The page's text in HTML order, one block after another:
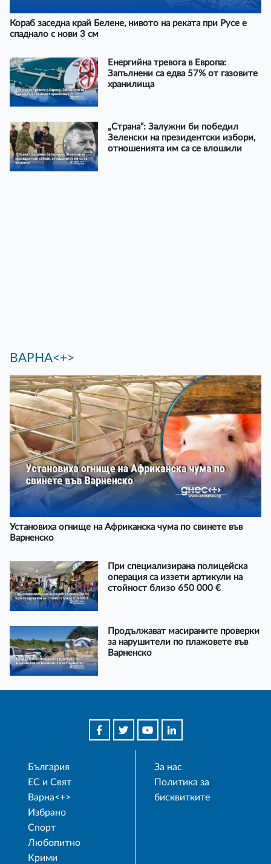
Кораб заседна край Белене, нивото на реката при Русе е
спаднало с нови 3 см
Енергийна тревога в Европа:
Запълнени са едва 57% от газовите
хранилища
„Страна“: Залужни би победил
Зеленски на президентски избори,
отношенията им са се влошили
ВАРНА<+>
Установиха огнище на Африканска чума по свинете във
Варненско
При специализирана полицейска
операция са иззети артикули на
стойност близо 650 000 €
Продължават масираните проверки
за нарушители по плажовете във
Варненско
България
ЕС и Свят
Варна<+>
Избрано
Спорт
Любопитно
Крими
За нас
Политика за
бисквитките